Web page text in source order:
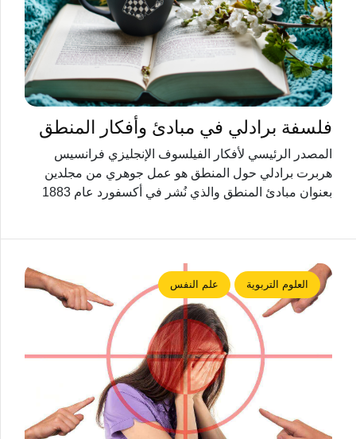
فلسفة برادلي في مبادئ وأفكار المنطق
المصدر الرئيسي لأفكار الفيلسوف الإنجليزي فرانسيس
هربرت برادلي حول المنطق هو عمل جوهري من مجلدين
بعنوان مبادئ المنطق والذي نُشر في أكسفورد عام 1883
العلوم التربوية علم النفس